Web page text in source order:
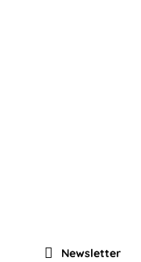
Newsletter